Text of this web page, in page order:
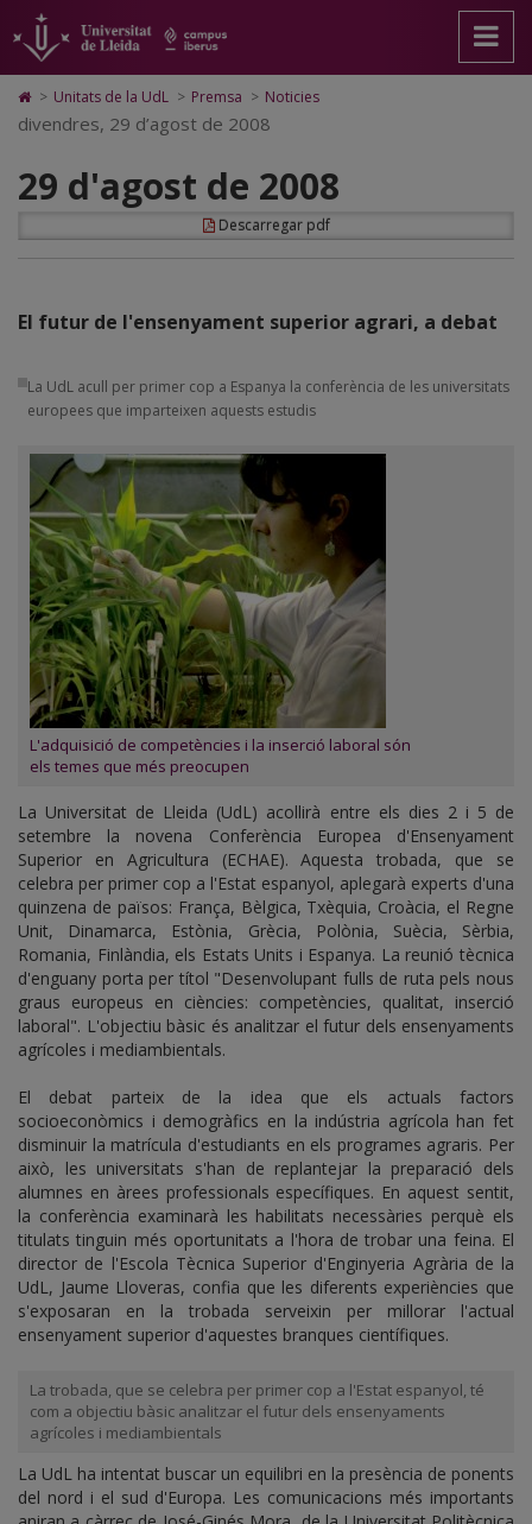
29
d'agost
de
2008
pàgina
principal.
Universitat
Lleida
contingut
principal
Mapa
Web.
Universitat
Cerca
Accessibilitat.
Universitat
Lleida
Icono
de
Home
ir
a
página
de
> Unitats de la UdL > Premsa > Noticies
divendres, 29 d’agost de 2008
29 d'agost de 2008
Descarregar pdf
El futur de l'ensenyament superior agrari, a debat
La UdL acull per primer cop a Espanya la conferència de les universitats
europees que imparteixen aquests estudis
L'adquisició de competències i la inserció laboral són
els temes que més preocupen
La Universitat de Lleida (UdL) acollirà entre els dies 2 i 5 de
setembre la novena Conferència Europea d'Ensenyament
Superior en Agricultura (ECHAE). Aquesta trobada, que se
celebra per primer cop a l'Estat espanyol, aplegarà experts d'una
quinzena de països: França, Bèlgica, Txèquia, Croàcia, el Regne
Unit, Dinamarca, Estònia, Grècia, Polònia, Suècia, Sèrbia,
Romania, Finlàndia, els Estats Units i Espanya. La reunió tècnica
d'enguany porta per títol "Desenvolupant fulls de ruta pels nous
graus europeus en ciències: competències, qualitat, inserció
laboral". L'objectiu bàsic és analitzar el futur dels ensenyaments
agrícoles i mediambientals.
El debat parteix de la idea que els actuals factors
socioeconòmics i demogràfics en la indústria agrícola han fet
disminuir la matrícula d'estudiants en els programes agraris. Per
això, les universitats s'han de replantejar la preparació dels
alumnes en àrees professionals específiques. En aquest sentit,
la conferència examinarà les habilitats necessàries perquè els
titulats tinguin més oportunitats a l'hora de trobar una feina. El
director de l'Escola Tècnica Superior d'Enginyeria Agrària de la
UdL, Jaume Lloveras, confia que les diferents experiències que
s'exposaran en la trobada serveixin per millorar l'actual
ensenyament superior d'aquestes branques científiques.
La trobada, que se celebra per primer cop a l'Estat espanyol, té
com a objectiu bàsic analitzar el futur dels ensenyaments
agrícoles i mediambientals
La UdL ha intentat buscar un equilibri en la presència de ponents
del nord i el sud d'Europa. Les comunicacions més importants